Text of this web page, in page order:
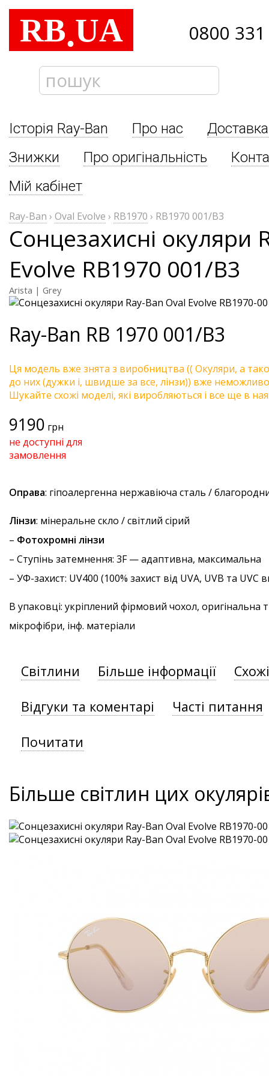
RB.UA 0800
Історія Ray-Ban Про нас
Знижки
Про оригінальність
Мій кабінет
Ray-Ban › Oval Evolve › RB1970 › RB1970 001/B3
Сонцезахисні окуляри
Evolve RB1970 001/B3
Arista | Grey
Ray-Ban RB 1970 001/B3
Ця модель вже знята з виробництва (( Окуляри, а
до них (дужки і, швидше за все, лінзи)) вже неможливо
Шукайте схожі моделі, які виробляються і все ще в
9190 грн
не доступні для
замовлення
Оправа: гіпоалергенна нержавіюча сталь /
Лінзи: мінеральне скло / світлий сірий
– Фотохромні лінзи
– Ступінь затемнення: 3F — адаптивна, максимальна
– УФ-захист: UV400 (100% захист від UVA, UVB та
В упаковці: укріплений фірмовий чохол, оригінальна
мікрофібри, інф. матеріали
Світлини Більше інформації
Відгуки та коментарі Часті питання
Почитати
Більше світлин цих